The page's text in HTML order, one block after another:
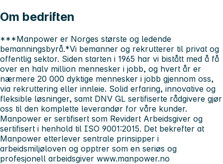
Om bedriften
***Manpower er Norges største og ledende
bemanningsbyrå.*Vi bemanner og rekrutterer til privat og
offentlig sektor. Siden starten i 1965 har vi bistått med å få
over en halv million mennesker i jobb, og hvert år er
nærmere 20 000 dyktige mennesker i jobb gjennom oss,
via rekruttering eller innleie. Solid erfaring, innovative og
fleksible løsninger, samt DNV GL sertifiserte rådgivere gjør
oss til den komplette leverandør for våre kunder.
Manpower er sertifisert som Revidert Arbeidsgiver og
sertifisert i henhold til ISO 9001:2015. Det bekrefter at
Manpower etterlever sentrale prinsipper i
arbeidsmiljøloven og opptrer som en seriøs og
profesjonell arbeidsgiver www.manpower.no